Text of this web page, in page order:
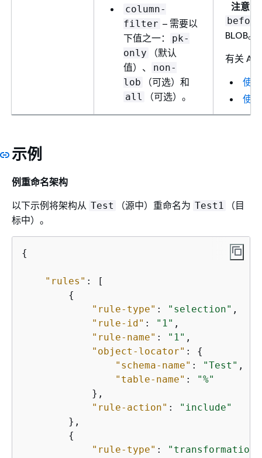
column-
filter – 需要以
下值之一：
pk-
only
（默认
值）、
non-
lob
（可选）和
all （可选）。
注意
BLOB
有关
使
使
示例
例重命名架构
以下示例将架构从 Test （源中）重命名为 Test1
（目
标中）。
{
"rules" : [
{
"rule-type" : "selection" ,
"rule-id" : "1" ,
"rule-name" : "1" ,
"object-locator" : {
"schema-name" : "Test" ,
"table-name" :
"%"
            },
"rule-action" :
"include"
        },
{
"rule-type" : "transformation"